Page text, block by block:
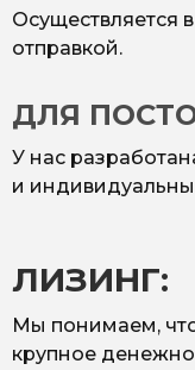
Осуществляется
отправкой.
ДЛЯ
У нас
и
ЛИЗИНГ:
Мы понимаем,
крупное